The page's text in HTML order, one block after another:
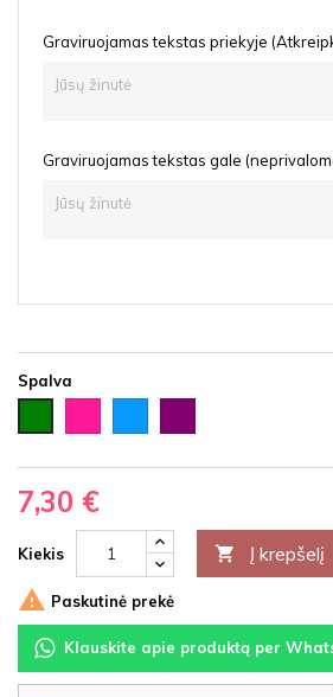
Graviruojamas tekstas priekyje
Graviruojamas tekstas gale
Spalva
mėlyna
7,30 €
Kiekis  Į krepšelį
 Paskutinė prekė
Klauskite apie produktą per